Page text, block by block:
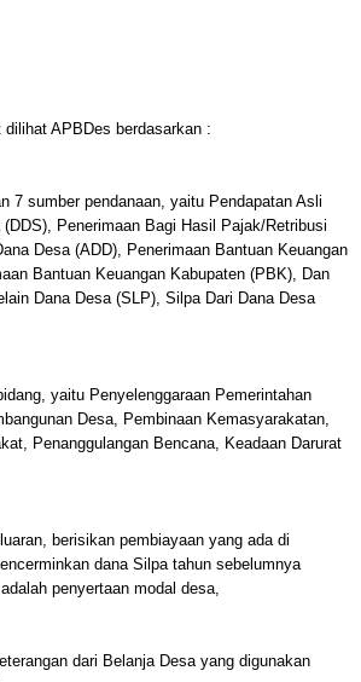
APBDes berdasarkan :
7 sumber pendanaan, yaitu Pendapatan Asli
(DDS), Penerimaan Bagi Hasil Pajak/Retribusi
Desa (ADD), Penerimaan Bantuan Keuangan
Bantuan Keuangan Kabupaten (PBK), Dan
Dana Desa (SLP), Silpa Dari Dana Desa
yaitu Penyelenggaraan Pemerintahan
Desa, Pembinaan Kemasyarakatan,
Penanggulangan Bencana, Keadaan Darurat
berisikan pembiayaan yang ada di
dana Silpa tahun sebelumnya
penyertaan modal desa,
dari Belanja Desa yang digunakan